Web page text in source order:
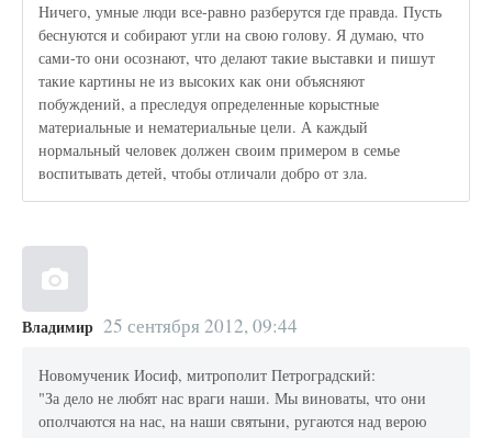
Ничего, умные люди все-равно разберутся где правда. Пусть
беснуются и собирают угли на свою голову. Я думаю, что
сами-то они осознают, что делают такие выставки и пишут
такие картины не из высоких как они объясняют
побуждений, а преследуя определенные корыстные
материальные и нематериальные цели. А каждый
нормальный человек должен своим примером в семье
воспитывать детей, чтобы отличали добро от зла.
Владимир 25 сентября 2012, 09:44
Новомученик Иосиф, митрополит Петроградский:
"За дело не любят нас враги наши. Мы виноваты, что они
ополчаются на нас, на наши святыни, ругаются над верою